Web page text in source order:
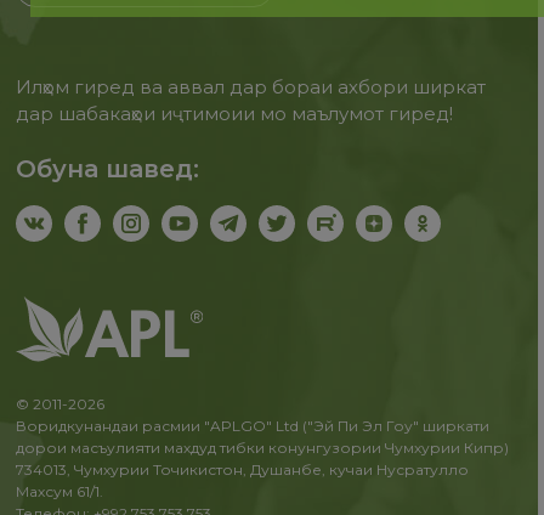
Илҳом гиред ва аввал дар бораи ахбори ширкат
дар шабакаҳои иҷтимоии мо маълумот гиред!
Обуна шавед:
© 2011-2026
Воридкунандаи расмии "APLGO" Ltd ("Эй Пи Эл Гоу" ширкати
дорои масъулияти махдуд тибки конунгузории Чумхурии Кипр)
734013, Чумхурии Точикистон, Душанбе, кучаи Нусратулло
Махсум 61/1.